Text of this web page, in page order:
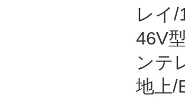
レイ/
46V
ンテ
地上/